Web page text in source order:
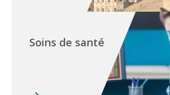
Soins de santé